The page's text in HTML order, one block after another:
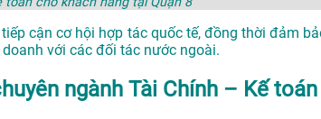
cận cơ hội hợp tác quốc tế, đồng thời đảm
với các đối tác nước ngoài.
ngành Tài Chính – Kế toán